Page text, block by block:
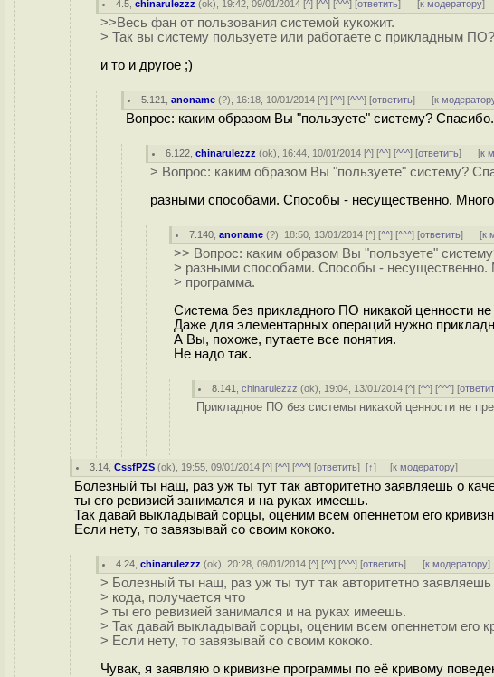
4.5 ,chinarulezzz (ok), 19:42, 09/01/2014 [^] [^^] [^^^] [ответить] [к модератору]
>>Весь фан от пользования системой кукожит.
> Так вы систему пользуете или работаете с прикладным ПО?
и то и другое ;)
5.121 ,anoname (?), 16:18, 10/01/2014 [^] [^^] [^^^] [ответить] [к
Вопрос: каким образом Вы "пользуете" систему? Спасибо.
6.122 ,chinarulezzz (ok), 16:44, 10/01/2014 [^] [^^] [^^^] [ответить] [к
> Вопрос: каким образом Вы "пользуете" систему?
разными способами. Способы - несущественно.
7.140 ,anoname (?), 18:50, 13/01/2014 [^] [^^] [^^^] [ответить] [к
>> Вопрос: каким образом Вы "пользуете"
> разными способами. Способы - несущественно.
> программа.
Система без прикладного ПО никакой ценности не
Даже для элементарных операций нужно
А Вы, похоже, путаете все понятия.
Не надо так.
8.141 ,chinarulezzz (ok), 19:04, 13/01/2014 [^] [^^] [^^^] [
Прикладное ПО без системы никакой ценности не
3.14 ,CssfPZS (ok), 19:55, 09/01/2014 [^] [^^] [^^^] [ответить][↑] [к модератору]
Болезный ты нащ, раз уж ты тут так авторитетно заявляешь о
ты его ревизией занимался и на руках имеешь.
Так давай выкладывай сорцы, оценим всем опеннетом его
Если нету, то завязывай со своим кококо.
4.24 ,chinarulezzz (ok), 20:28, 09/01/2014 [^] [^^] [^^^] [ответить] [к модератору]
> Болезный ты нащ, раз уж ты тут так авторитетно заявляешь
> кода, получается что
> ты его ревизией занимался и на руках имеешь.
> Так давай выкладывай сорцы, оценим всем опеннетом его
> Если нету, то завязывай со своим кококо.
Чувак, я заявляю о кривизне программы по её кривому